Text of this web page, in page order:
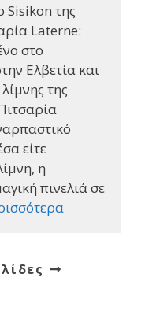
Sisikon της
Laterne:
στο
Ελβετία και
της
είτε
η
πινελιά σε